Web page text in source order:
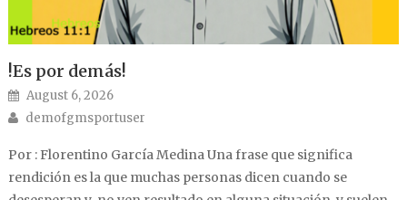
!Es por demás!
Posted on
August 6, 2026
Author
demofgmsportuser
Por : Florentino García Medina Una frase que significa
rendición es la que muchas personas dicen cuando se